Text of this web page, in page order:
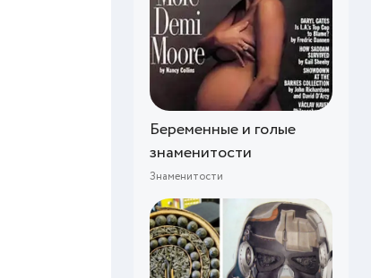
Беременные и голые
знаменитости
Знаменитости